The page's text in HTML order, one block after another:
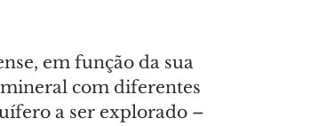
em função da sua
com diferentes
a ser explorado –